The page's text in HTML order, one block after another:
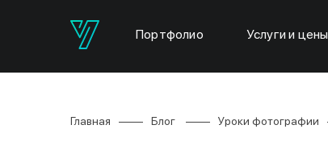
Портфолио Услуги и цены
Главная Блог Уроки фотографии